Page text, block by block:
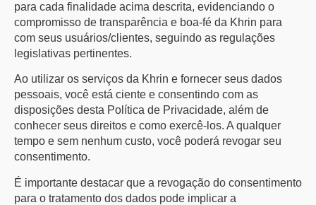
para cada finalidade acima descrita, evidenciando o
compromisso de transparência e boa-fé da Khrin para
com seus usuários/clientes, seguindo as regulações
legislativas pertinentes.
Ao utilizar os serviços da Khrin e fornecer seus dados
pessoais, você está ciente e consentindo com as
disposições desta Política de Privacidade, além de
conhecer seus direitos e como exercê-los. A qualquer
tempo e sem nenhum custo, você poderá revogar seu
consentimento.
É importante destacar que a revogação do consentimento
para o tratamento dos dados pode implicar a